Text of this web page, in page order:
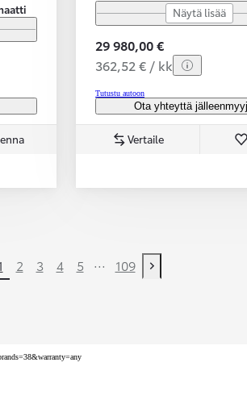
Näytä lisää
29 980,00 €
362,52 € / kk
Tutustu autoon
Ota yhteyttä
Vertaile
page
2 3 4 5 ... 109
Next page